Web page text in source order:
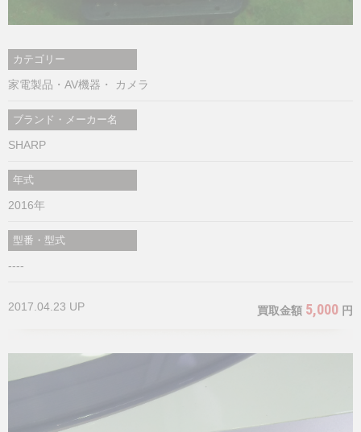
カテゴリー
家電製品・AV機器・ カメラ
ブランド・メーカー名
SHARP
年式
2016年
型番・型式
----
2017.04.23 UP 買取金額 5,000 円